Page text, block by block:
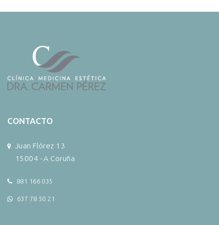
CONTACTO
Juan Flórez 13
15004 - A Coruña
881 166 035
637 78 50 21